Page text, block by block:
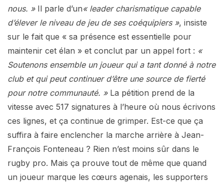
nous. »Il parle d’un« leader charismatique capable
d’élever le niveau de jeu de ses coéquipiers », insiste
sur le fait que « sa présence est essentielle pour
maintenir cet élan » et conclut par un appel fort : «
Soutenons ensemble un joueur qui a tant donné à notre
club et qui peut continuer d’être une source de fierté
pour notre communauté. » La pétition prend de la
vitesse avec 517 signatures à l’heure où nous écrivons
ces lignes, et ça continue de grimper. Est-ce que ça
suffira à faire enclencher la marche arrière à Jean-
François Fonteneau ? Rien n’est moins sûr dans le
rugby pro. Mais ça prouve tout de même que quand
un joueur marque les cœurs agenais, les supporters